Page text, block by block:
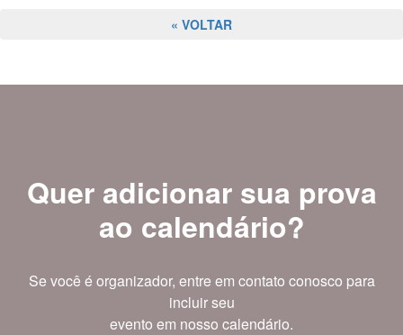
« VOLTAR
Quer adicionar sua prova
ao calendário?
Se você é organizador, entre em contato conosco para
incluir seu
evento em nosso calendário.